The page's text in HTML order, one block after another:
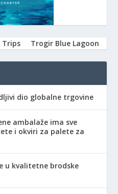
Trips Trogir Blue Lagoon
dio globalne trgovine
ambalaže ima sve
i okviri za palete za
u kvalitetne brodske